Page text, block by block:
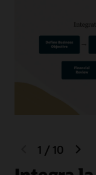
previous
slide
1 / 10